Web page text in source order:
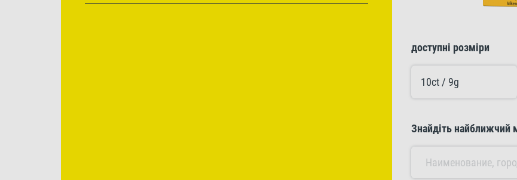
доступні розміри
10ct / 9g
Знайдіть найближчий